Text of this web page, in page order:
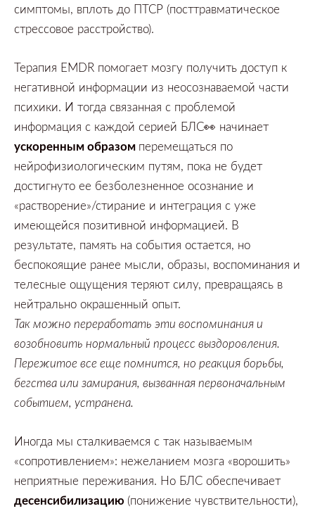
симптомы, вплоть до ПТСР (посттравматическое
стрессовое расстройство).
Терапия EMDR помогает мозгу получить доступ к
негативной информации из неосознаваемой части
психики. И тогда связанная с проблемой
информация с каждой серией БЛС👀 начинает
ускоренным образом перемещаться по
нейрофизиологическим путям, пока не будет
достигнуто ее безболезненное осознание и
«растворение»/стирание и интеграция с уже
имеющейся позитивной информацией. В
результате, память на события остается, но
беспокоящие ранее мысли, образы, воспоминания и
телесные ощущения теряют силу, превращаясь в
нейтрально окрашенный опыт.
Так можно переработать эти воспоминания и
возобновить нормальный процесс выздоровления.
Пережитое все еще помнится, но реакция борьбы,
бегства или замирания, вызванная первоначальным
событием, устранена.
Иногда мы сталкиваемся с так называемым
«сопротивлением»: нежеланием мозга «ворошить»
неприятные переживания. Но БЛС обеспечивает
десенсибилизацию (понижение чувствительности),